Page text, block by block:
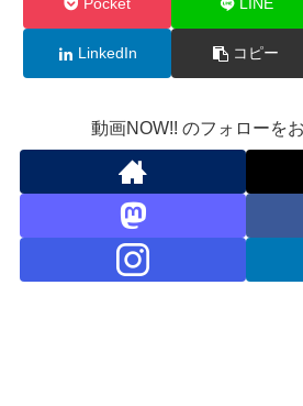
LinkedIn コピー
動画NOW!! のフォローを